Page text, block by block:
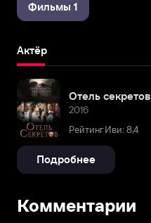
Фильмы 1
Актёр
Отель секретов
2016
Рейтинг Иви: 8,4
Подробнее
Комментарии